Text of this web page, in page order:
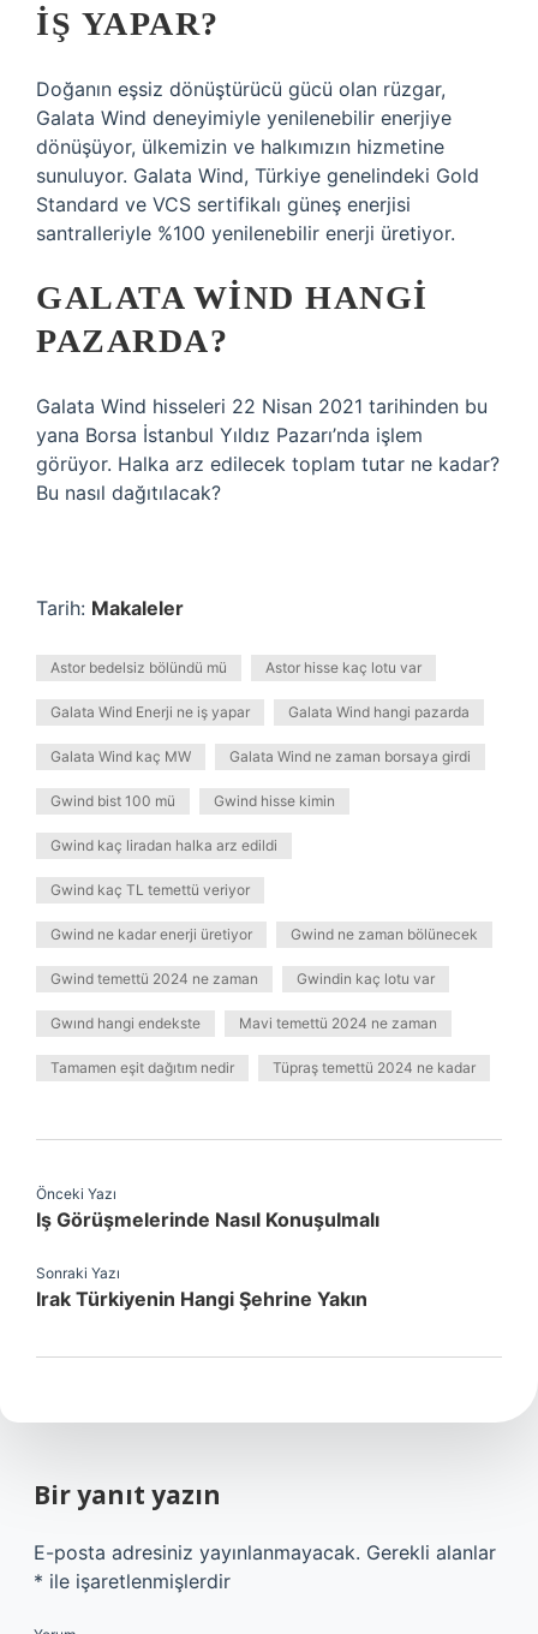
IŞ YAPAR?
Doğanın eşsiz dönüştürücü gücü olan rüzgar,
Galata Wind deneyimiyle yenilenebilir enerjiye
dönüşüyor, ülkemizin ve halkımızın hizmetine
sunuluyor. Galata Wind, Türkiye genelindeki Gold
Standard ve VCS sertifikalı güneş enerjisi
santralleriyle %100 yenilenebilir enerji üretiyor.
GALATA WIND HANGI
PAZARDA?
Galata Wind hisseleri 22 Nisan 2021 tarihinden bu
yana Borsa İstanbul Yıldız Pazarı’nda işlem
görüyor. Halka arz edilecek toplam tutar ne kadar?
Bu nasıl dağıtılacak?
Tarih: Makaleler
Astor bedelsiz bölündü mü Astor hisse kaç lotu var
Galata Wind Enerji ne iş yapar Galata Wind hangi pazarda
Galata Wind kaç MW Galata Wind ne zaman borsaya girdi
Gwind bist 100 mü Gwind hisse kimin
Gwind kaç liradan halka arz edildi
Gwind kaç TL temettü veriyor
Gwind ne kadar enerji üretiyor Gwind ne zaman bölünecek
Gwind temettü 2024 ne zaman Gwindin kaç lotu var
Gwınd hangi endekste Mavi temettü 2024 ne zaman
Tamamen eşit dağıtım nedir Tüpraş temettü 2024 ne kadar
Önceki Yazı
Iş Görüşmelerinde Nasıl Konuşulmalı
Sonraki Yazı
Irak Türkiyenin Hangi Şehrine Yakın
Bir yanıt yazın
E-posta adresiniz yayınlanmayacak. Gerekli alanlar
* ile işaretlenmişlerdir